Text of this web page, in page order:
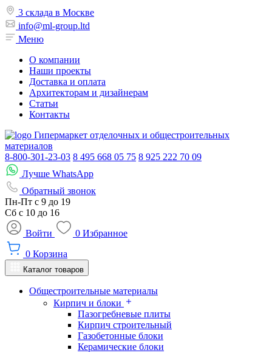
3 склада в Москве
info@ml-group.ltd
Меню
О компании
Наши проекты
Доставка и оплата
Архитекторам и дизайнерам
Статьи
Контакты
Гипермаркет отделочных и общестроительных
материалов
8-800-301-23-03 8 495 668 05 75 8 925 222 70 09
Лучше WhatsApp
Обратный звонок
Пн-Пт с 9 до 19
Сб с 10 до 16
Войти
0 Избранное
0 Корзина
Каталог товаров
Общестроительные материалы
Кирпич и блоки
Пазогребневые плиты
Кирпич строительный
Газобетонные блоки
Керамические блоки